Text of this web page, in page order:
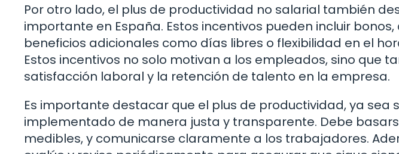
Por otro lado, el plus de productividad no salarial también
importante en España. Estos incentivos pueden incluir
beneficios adicionales como días libres o flexibilidad en el
Estos incentivos no solo motivan a los empleados, sino que
satisfacción laboral y la retención de talento en la empresa.
Es importante destacar que el plus de productividad, ya sea
implementado de manera justa y transparente. Debe
medibles, y comunicarse claramente a los trabajadores.